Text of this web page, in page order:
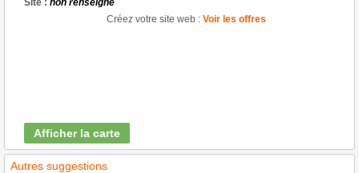
Site : non renseigné
Créez votre site web : Voir les offres
Afficher la carte
Autres suggestions